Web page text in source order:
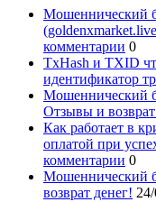
Мошеннический
комментарии 0
TxHash и TXID
идентификатор
Мошеннический
Отзывы и
Как работает в
оплатой при
комментарии 0
Мошеннический
возврат денег!